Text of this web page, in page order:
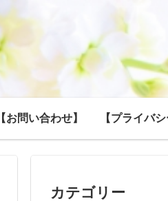
【お問い合わせ】
カテゴリー